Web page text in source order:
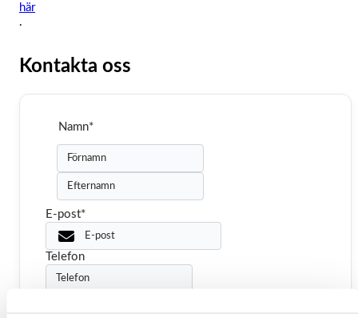
här
.
Kontakta oss
Namn*
Efternamn
E-post*
Telefon